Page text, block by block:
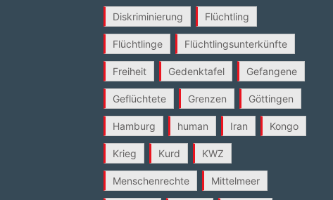
Diskriminierung Flüchtling
Flüchtlinge Flüchtlingsunterkünfte
Freiheit Gedenktafel Gefangene
Geflüchtete Grenzen Göttingen
Hamburg human Iran Kongo
Krieg Kurd KWZ
Menschenrechte Mittelmeer